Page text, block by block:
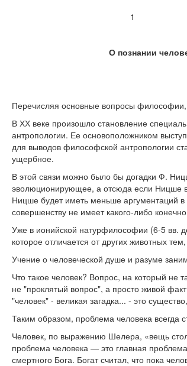
1
О познании
Перечисляя основные вопросы
В ХХ веке произошло становление
антропологии. Ее основоположником
для выводов философской антропологии
ущербное.
В этой связи можно было бы догадки Ф.
эволюционирующее, а отсюда если Ницше в
Ницше будет иметь меньше аргументаций в
совершенству не имеет какого-либо
Уже в ионийской натурфилософии (6-5 вв.
которое отличается от других животных
Учение о человеческой душе и разуме
Что такое человек? Вопрос, на который не
не "проклятый вопрос", а просто живой
"человек" - великая загадка... - это
Таким образом, проблема человека
Человек, по выражению Шелера, «вещь
проблема человека — это главная
смертного Бога. Богат считал, что пока